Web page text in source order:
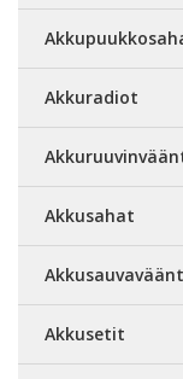
Akkuradiot
Akkusahat
Akkusetit